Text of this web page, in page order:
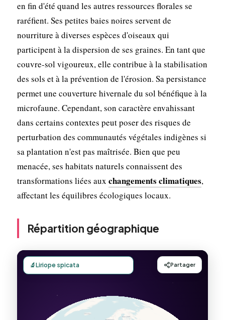
en fin d'été quand les autres ressources florales se
raréfient. Ses petites baies noires servent de
nourriture à diverses espèces d'oiseaux qui
participent à la dispersion de ses graines. En tant que
couvre-sol vigoureux, elle contribue à la stabilisation
des sols et à la prévention de l'érosion. Sa persistance
permet une couverture hivernale du sol bénéfique à la
microfaune. Cependant, son caractère envahissant
dans certains contextes peut poser des risques de
perturbation des communautés végétales indigènes si
sa plantation n'est pas maîtrisée. Bien que peu
menacée, ses habitats naturels connaissent des
transformations liées aux changements climatiques,
affectant les équilibres écologiques locaux.
Répartition géographique